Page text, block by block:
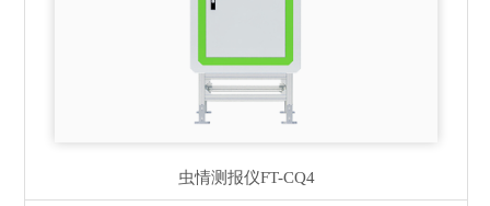
虫情测报仪FT-CQ4